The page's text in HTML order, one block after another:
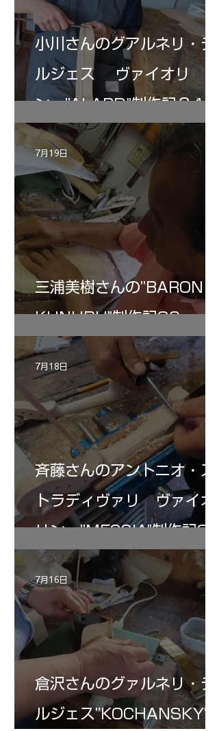
小川さんのグアルネリ・デ
ルジェス ヴァイオリ
ン ”ALARD"制作記３4
三浦美樹さんの”BARON・
KUNUPU"制作記30
7月19日
斉藤さんのアントニオ・ス
トラディヴァリ ヴァイオ
リン ”MESSIA"制作記32
7月18日
倉沢さんのグァルネリ・デ
ルジェス”KOCHANSKY"制
7月16日